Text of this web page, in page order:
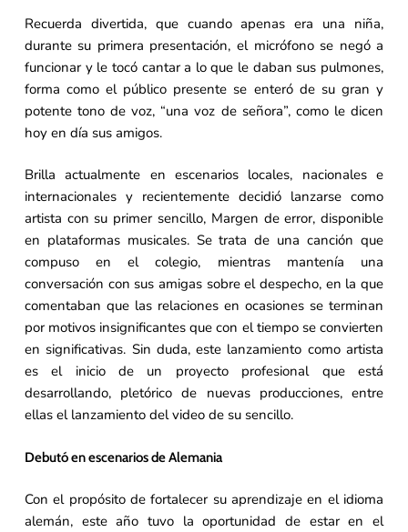
Recuerda divertida, que cuando apenas era una niña,
durante su primera presentación, el micrófono se negó a
funcionar y le tocó cantar a lo que le daban sus pulmones,
forma como el público presente se enteró de su gran y
potente tono de voz, “una voz de señora”, como le dicen
hoy en día sus amigos.
Brilla actualmente en escenarios locales, nacionales e
internacionales y recientemente decidió lanzarse como
artista con su primer sencillo, Margen de error, disponible
en plataformas musicales. Se trata de una canción que
compuso en el colegio, mientras mantenía una
conversación con sus amigas sobre el despecho, en la que
comentaban que las relaciones en ocasiones se terminan
por motivos insignificantes que con el tiempo se convierten
en significativas. Sin duda, este lanzamiento como artista
es el inicio de un proyecto profesional que está
desarrollando, pletórico de nuevas producciones, entre
ellas el lanzamiento del video de su sencillo.
Debutó en escenarios de Alemania
Con el propósito de fortalecer su aprendizaje en el idioma
alemán, este año tuvo la oportunidad de estar en el